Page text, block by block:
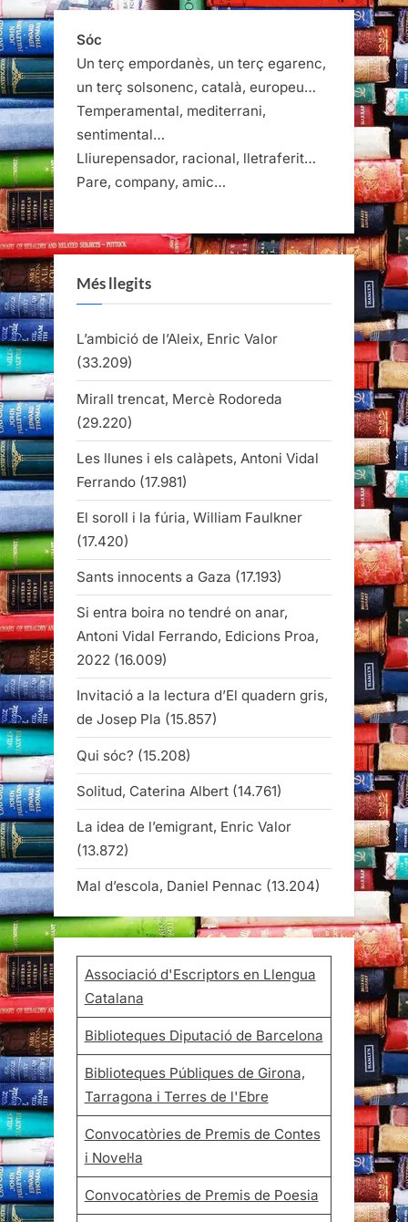
Sóc
Un terç empordanès, un terç egarenc,
un terç solsonenc, català, europeu…
Temperamental, mediterrani,
sentimental…
Lliurepensador, racional, lletraferit…
Pare, company, amic…
Més llegits
L’ambició de l’Aleix, Enric Valor
(33.209)
Mirall trencat, Mercè Rodoreda
(29.220)
Les llunes i els calàpets, Antoni Vidal
Ferrando (17.981)
El soroll i la fúria, William Faulkner
(17.420)
Sants innocents a Gaza (17.193)
Si entra boira no tendré on anar,
Antoni Vidal Ferrando, Edicions Proa,
2022 (16.009)
Invitació a la lectura d’El quadern gris,
de Josep Pla (15.857)
Qui sóc? (15.208)
Solitud, Caterina Albert (14.761)
La idea de l’emigrant, Enric Valor
(13.872)
Mal d’escola, Daniel Pennac (13.204)
Associació d'Escriptors en Llengua
Catalana
Biblioteques Diputació de Barcelona
Biblioteques Públiques de Girona,
Tarragona i Terres de l'Ebre
Convocatòries de Premis de Contes
i Novel·la
Convocatòries de Premis de Poesia